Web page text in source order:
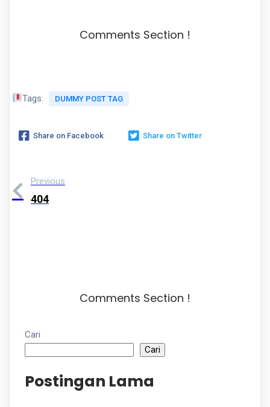
Comments Section !
Tags: DUMMY POST TAG
Share on Facebook Share on Twitter
Previous
404
Comments Section !
Cari
Cari
Postingan Lama